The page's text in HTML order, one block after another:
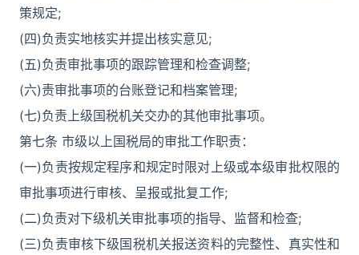
策规定;
(四)负责实地核实并提出核实意见;
(五)负责审批事项的跟踪管理和检查调整;
(六)责审批事项的台账登记和档案管理;
(七)负责上级国税机关交办的其他审批事项。
第七条 市级以上国税局的审批工作职责：
(一)负责按规定程序和规定时限对上级或本级审批权限的
审批事项进行审核、呈报或批复工作;
(二)负责对下级机关审批事项的指导、监督和检查;
(三)负责审核下级国税机关报送资料的完整性、真实性和